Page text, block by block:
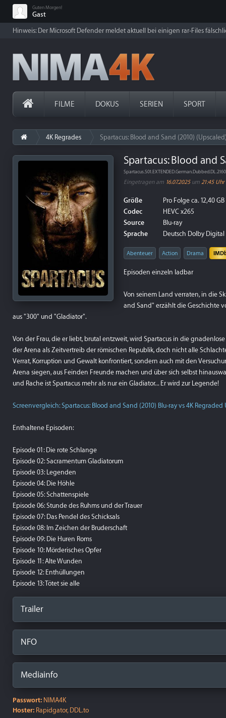
Guten Morgen!
Gast
Hinweis: Der Microsoft Defender meldet aktuell bei einigen rar-Files
FILME DOKUS SERIEN SPORT
4K Regrades Spartacus: Blood and Sand (2010)
Spartacus: Blood and
Eingetragen am 16.07.2025um 21:45 Uhr
Größe
Pro Folge ca. 12,40 GB
Codec
HEVC x265
Source
Blu-ray
Sprache
Deutsch Dolby Digital
Abenteuer Action Drama
Episoden einzeln ladbar
Von seinem Land verraten, in die
and Sand" erzählt die Geschichte
aus "300" und "Gladiator".
Von der Frau, die er liebt, brutal entzweit, wird Spartacus in die
der Arena als Zeitvertreib der römischen Republik, doch nicht alle
Verrat, Korruption und Gewalt konfrontiert, sondern auch mit den
Arena siegen, aus Feinden Freunde machen und über sich selbst
und Rache ist Spartacus mehr als nur ein Gladiator... Er wird zur Legende!
Screenvergleich: Spartacus: Blood and Sand (2010) Blu-ray vs 4K Regraded
Enthaltene Episoden:
Episode 01: Die rote Schlange
Episode 02: Sacramentum Gladiatorum
Episode 03: Legenden
Episode 04: Die Höhle
Episode 05: Schattenspiele
Episode 06: Stunde des Ruhms und der Trauer
Episode 07: Das Pendel des Schicksals
Episode 08: Im Zeichen der Bruderschaft
Episode 09: Die Huren Roms
Episode 10: Mörderisches Opfer
Episode 11: Alte Wunden
Episode 12: Enthüllungen
Episode 13: Tötet sie alle
Trailer
NFO
Mediainfo
Passwort: NIMA4K
Hoster: Rapidgator, DDL.to